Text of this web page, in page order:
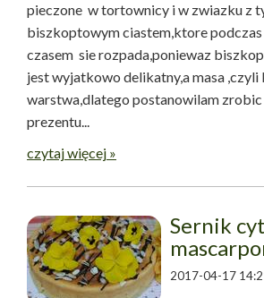
pieczone w tortownicy i w zwiazku z
biszkoptowym ciastem,ktore
czasem sie rozpada,poniewaz
jest wyjatkowo delikatny,a masa
warstwa,dlatego postanowilam
prezentu...
czytaj więcej »
Sernik
2017-04-17